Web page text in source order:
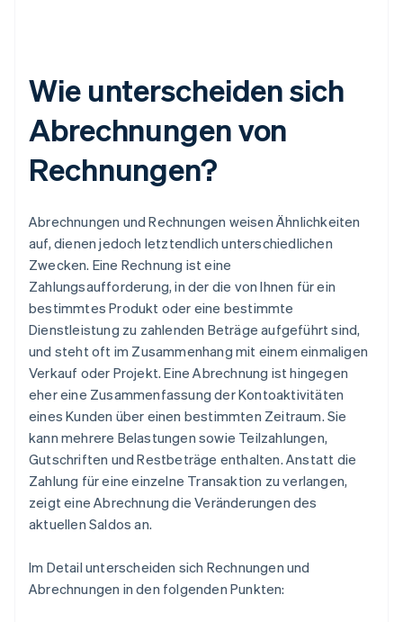
Wie unterscheiden sich
Abrechnungen von
Rechnungen?
Abrechnungen und Rechnungen weisen Ähnlichkeiten
auf, dienen jedoch letztendlich unterschiedlichen
Zwecken. Eine Rechnung ist eine
Zahlungsaufforderung, in der die von Ihnen für ein
bestimmtes Produkt oder eine bestimmte
Dienstleistung zu zahlenden Beträge aufgeführt sind,
und steht oft im Zusammenhang mit einem einmaligen
Verkauf oder Projekt. Eine Abrechnung ist hingegen
eher eine Zusammenfassung der Kontoaktivitäten
eines Kunden über einen bestimmten Zeitraum. Sie
kann mehrere Belastungen sowie Teilzahlungen,
Gutschriften und Restbeträge enthalten. Anstatt die
Zahlung für eine einzelne Transaktion zu verlangen,
zeigt eine Abrechnung die Veränderungen des
aktuellen Saldos an.
Im Detail unterscheiden sich Rechnungen und
Abrechnungen in den folgenden Punkten: